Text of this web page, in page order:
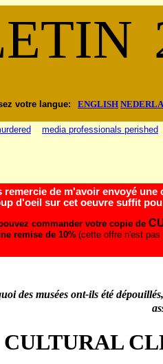
votre langue: ENGLISH
media professionals perished
remercie de m'avoir envoyé
d'oeil sur cet oeuvre suffit
commander votre copie de
remise de 10% (cette offre n'est pas
des musées ont-ils été
CULTURAL